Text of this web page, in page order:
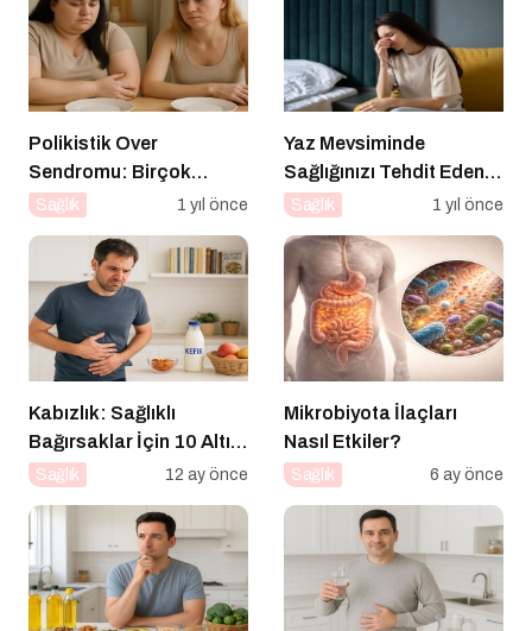
Polikistik Over
Sendromu: Birçok
Kadının Sessiz Yoldaşı
Sağlık 1 yıl önce
Yaz Mevsiminde
Sağlığınızı Tehdit Eden
Hastalıklara Dikkat!
Sağlık 1 yıl önce
Kabızlık: Sağlıklı
Bağırsaklar İçin 10 Altın
Öneri
Sağlık 12 ay önce
Mikrobiyota İlaçları
Nasıl Etkiler?
Sağlık 6 ay önce